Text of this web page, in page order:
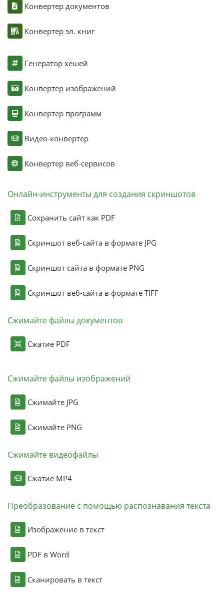
Конвертер документов
Конвертер эл. книг
Генератор хешей
Конвертер изображений
Конвертер программ
Видео-конвертер
Конвертер веб-сервисов
Онлайн-инструменты для создания скриншотов
Сохранить сайт как PDF
Скриншот веб-сайта в формате JPG
Скриншот сайта в формате PNG
Скриншот веб-сайта в формате TIFF
Сжимайте файлы документов
Сжатие PDF
Сжимайте файлы изображений
Сжимайте JPG
Сжимайте PNG
Сжимайте видеофайлы
Сжатие MP4
Преобразование с помощью распознавания текста
Изображение в текст
PDF в Word
Сканировать в текст